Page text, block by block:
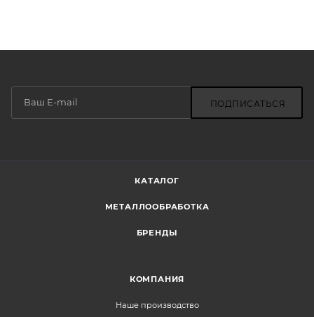
ПОДПИСАТЬСЯ
КАТАЛОГ
МЕТАЛЛООБРАБОТКА
БРЕНДЫ
КОМПАНИЯ
Наше производство